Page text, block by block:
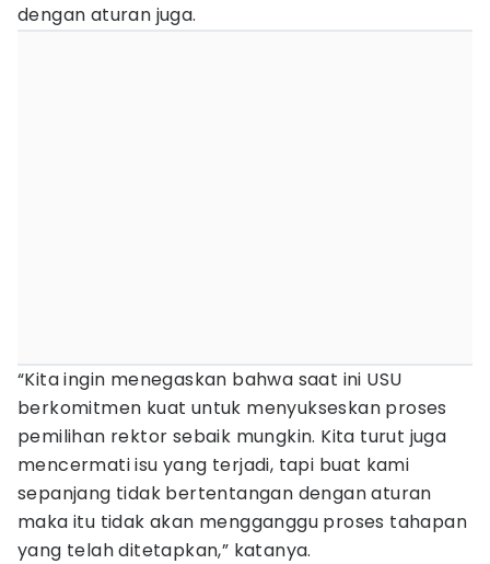
dengan aturan juga.
“Kita ingin menegaskan bahwa saat ini USU
berkomitmen kuat untuk menyukseskan proses
pemilihan rektor sebaik mungkin. Kita turut juga
mencermati isu yang terjadi, tapi buat kami
sepanjang tidak bertentangan dengan aturan
maka itu tidak akan mengganggu proses tahapan
yang telah ditetapkan,” katanya.